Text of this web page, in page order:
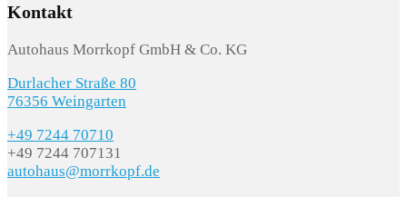
Kontakt
Autohaus Morrkopf GmbH & Co. KG
Durlacher Straße 80
76356 Weingarten
+49 7244 70710
+49 7244 707131
autohaus@morrkopf.de